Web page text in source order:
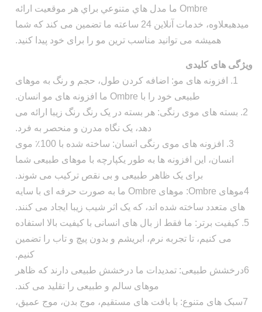
Ombre ما مدل هاي متنوعي براي هر موقعيت ارائه
ميدهبعلاوه، خدمات آنلاین 24 ساعته ما تضمین می کند که شما
همیشه می توانید مناسب ترین مو را برای خود پیدا کنید.
ویژگی های کلیدی
1. افزونه های مو: اضافه کردن طول، حجم و رنگ به موهای
طبیعی خود را با Ombre ما افزونه های مو انسان.
2. بسته های موی رنگی: هر بسته در یک رنگ رنگ زیبا ارائه می
دهد، یک نگاه مدرن و منحصر به فرد.
3. افزونه های موی رنگی انسان: ساخته شده با 100٪ موی
انسان، این افزونه ها به طور یکپارچه با موهای طبیعی شما
برای یک ظاهر طبیعی و بی نقص ترکیب می شوند.
4موهای Ombre: موهای Ombre ما به صورت حرفه ای با سایه
های متعدد ساخته شده اند، که یک اثر شیب زیبا ایجاد می کنند.
5. کیفیت برتر: ما فقط از بال های انسانی با کیفیت بالا استفاده
می کنیم، تا تجربه نرم، ابریشم و بدون پیچ و تاب را تضمین
کنیم.
6درخشش طبیعی: تمدیدات ما درخشش طبیعی دارند که ظاهر
موهای سالم و طبیعی را تقلید می کند.
7سبک های متنوع: با بافت های مستقیم، موج بدن، موج عمیق،